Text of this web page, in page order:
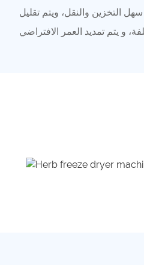
سهل التخزين والنقل، ويتم تقليل